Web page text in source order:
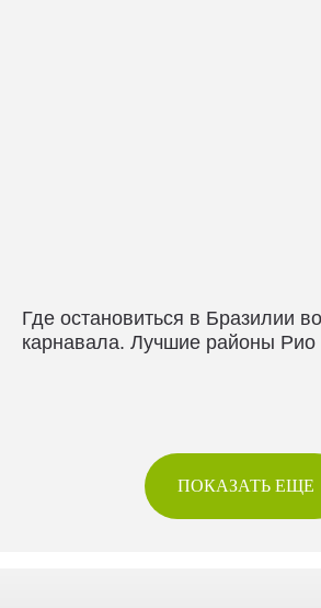
Где остановиться в Бразилии
карнавала. Лучшие районы Рио
ПОКАЗАТЬ ЕЩЕ